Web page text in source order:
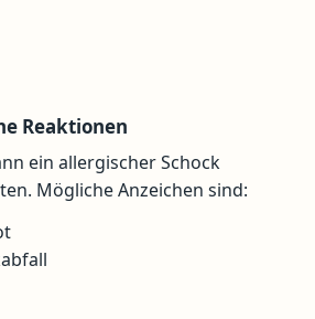
Reaktionen
ein allergischer Schock
Mögliche Anzeichen sind: